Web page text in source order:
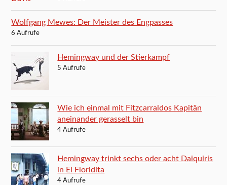
Wolfgang Mewes: Der Meister des Engpasses
6 Aufrufe
Hemingway und der Stierkampf
5 Aufrufe
Wie ich einmal mit Fitzcarraldos Kapitän
aneinander gerasselt bin
4 Aufrufe
Hemingway trinkt sechs oder acht Daiquirís
in El Floridita
4 Aufrufe